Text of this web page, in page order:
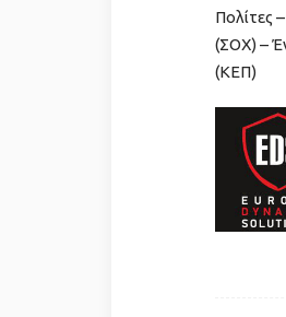
Πολίτες
(ΣΟΧ) –
(ΚΕΠ)